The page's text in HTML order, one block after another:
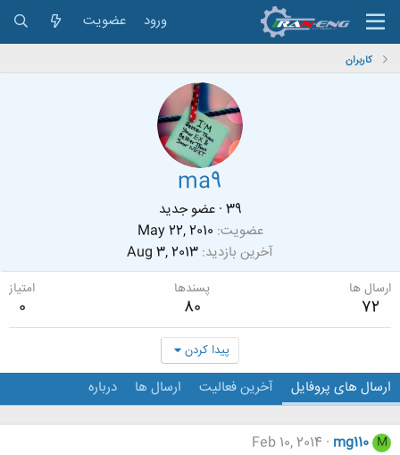
ورود عضویت
کاربران
ma9
عضو جدید · 39
عضویت May 22, 2010
آخرین بازدید Aug 3, 2013
ارسال ها
72
پسندها
80
امتیاز
0
پیدا کردن
ارسال های پروفایل آخرین فعالیت ارسال ها درباره
M
mg110
Feb 10, 2014